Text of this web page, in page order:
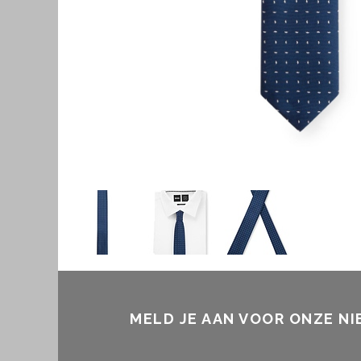
MELD JE AAN VOOR ONZE